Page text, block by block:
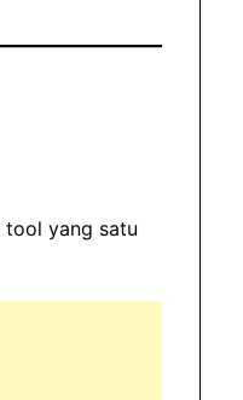
tool yang satu